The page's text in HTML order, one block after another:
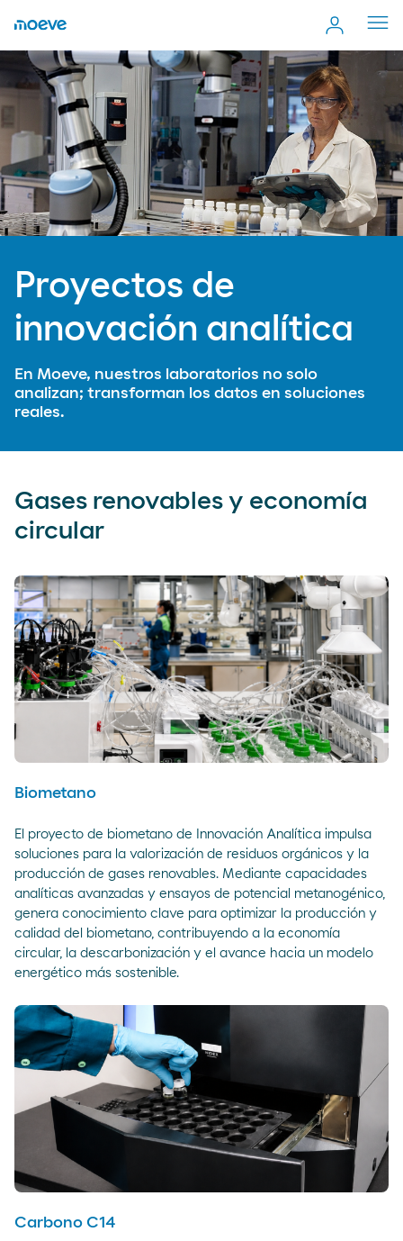
Proyectos de
innovación analítica
En Moeve, nuestros laboratorios no solo
analizan; transforman los datos en soluciones
reales.
Gases renovables y economía
circular
Biometano
El proyecto de biometano de Innovación Analítica impulsa
soluciones para la valorización de residuos orgánicos y la
producción de gases renovables. Mediante capacidades
analíticas avanzadas y ensayos de potencial metanogénico,
genera conocimiento clave para optimizar la producción y
calidad del biometano, contribuyendo a la economía
circular, la descarbonización y el avance hacia un modelo
energético más sostenible.
Carbono C14